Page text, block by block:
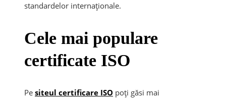
standardelor internaționale.
Cele mai populare
certificate ISO
Pe siteul certificare ISO poți găsi mai